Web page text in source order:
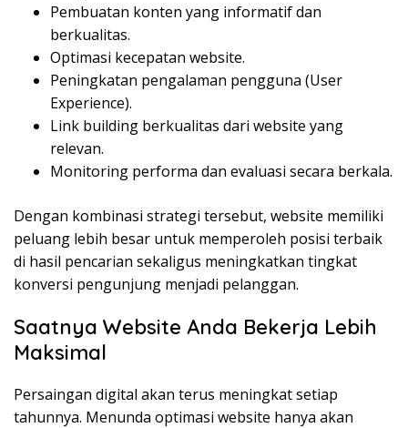
Pembuatan konten yang informatif dan
berkualitas.
Optimasi kecepatan website.
Peningkatan pengalaman pengguna (User
Experience).
Link building berkualitas dari website yang
relevan.
Monitoring performa dan evaluasi secara berkala.
Dengan kombinasi strategi tersebut, website memiliki
peluang lebih besar untuk memperoleh posisi terbaik
di hasil pencarian sekaligus meningkatkan tingkat
konversi pengunjung menjadi pelanggan.
Saatnya Website Anda Bekerja Lebih
Maksimal
Persaingan digital akan terus meningkat setiap
tahunnya. Menunda optimasi website hanya akan